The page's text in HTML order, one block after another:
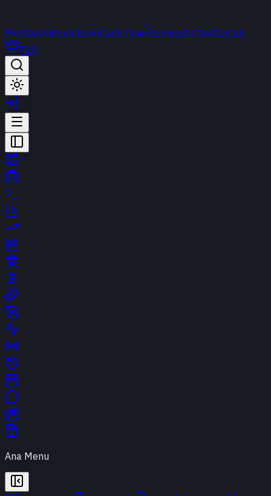
PortföyümFavorilerimCanlı YayınTerminalt-ChatDestek
PRO
Ana Menu